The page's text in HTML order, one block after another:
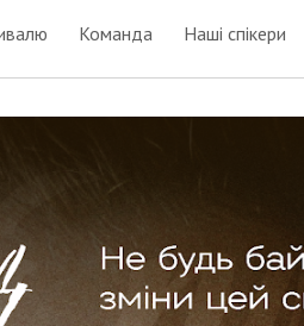
Skip to
Команда Наші спікери